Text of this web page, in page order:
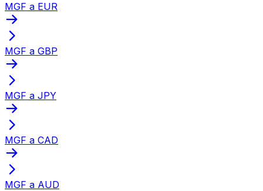
MGF a EUR
MGF a GBP
MGF a JPY
MGF a CAD
MGF a AUD